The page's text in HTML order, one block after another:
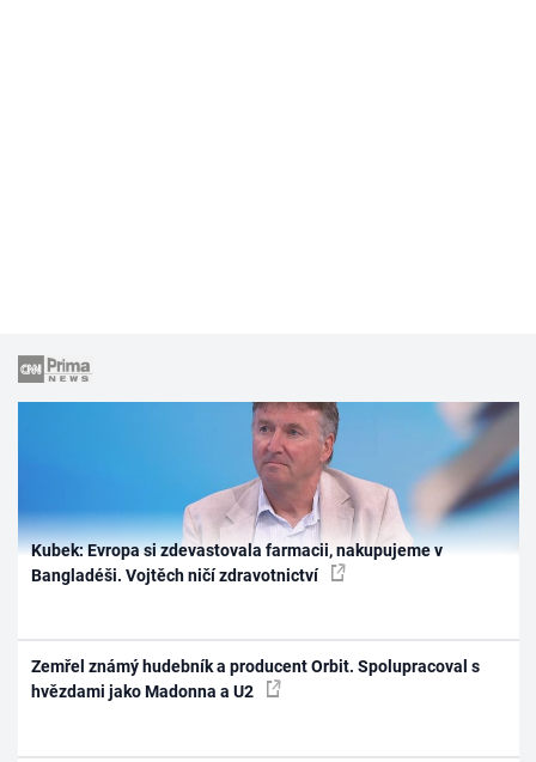
Kubek: Evropa si zdevastovala farmacii, nakupujeme v
Bangladéši. Vojtěch ničí zdravotnictví
Zemřel známý hudebník a producent Orbit. Spolupracoval s
hvězdami jako Madonna a U2